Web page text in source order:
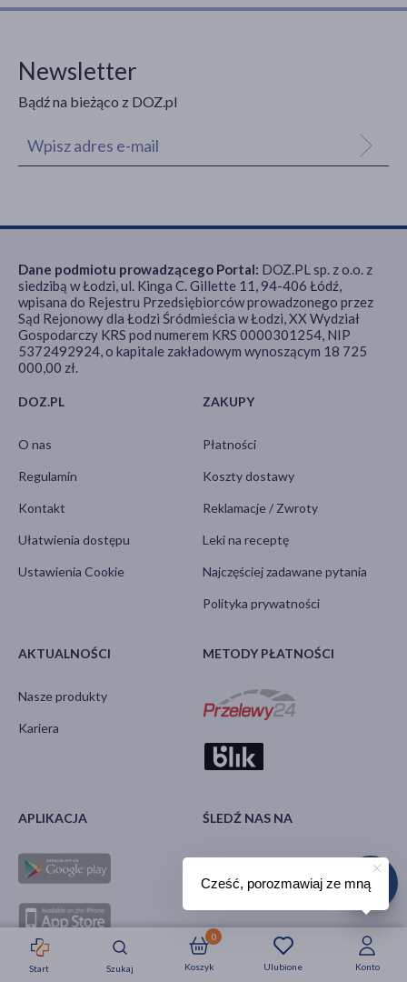
Strefa okazji Nowości Krótkie daty
Start Szukaj Ulubione
Koszyk
0
Konto
Newsletter
Bądź na bieżąco z DOZ.pl
DOZ.PL
O nas
Regulamin
Kontakt
Ułatwienia dostępu
Ustawienia Cookie
ZAKUPY
Płatności
Koszty dostawy
Reklamacje / Zwroty
Leki na receptę
Najczęściej zadawane pytania
Polityka prywatności
AKTUALNOŚCI
Nasze produkty
Kariera
METODY PŁATNOŚCI
APLIKACJA ŚLEDŹ NAS NA
Dane podmiotu prowadzącego Portal: DOZ.PL sp. z o.o. z
siedzibą w Łodzi, ul. Kinga C. Gillette 11, 94-406 Łódź,
wpisana do Rejestru Przedsiębiorców prowadzonego przez
Sąd Rejonowy dla Łodzi Śródmieścia w Łodzi, XX Wydział
Gospodarczy KRS pod numerem KRS 0000301254, NIP
5372492924, o kapitale zakładowym wynoszącym 18 725
000,00 zł.
Cześć, porozmawiaj ze mną